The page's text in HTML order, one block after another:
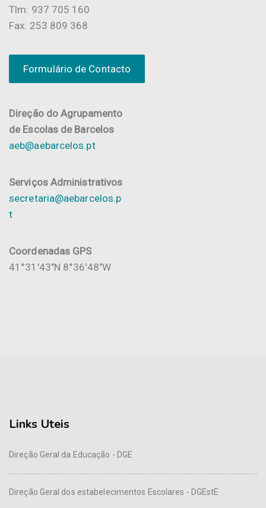
Tlm: 937 705 160
Fax: 253 809 368
Formulário de Contacto
Direção do Agrupamento
de Escolas de Barcelos
aeb@aebarcelos.pt
Serviços Administrativos
secretaria@aebarcelos.p
t
Coordenadas GPS
41°31'43"N 8°36'48"W
Links Uteis
Direção Geral da Educação - DGE
Direção Geral dos estabelecimentos Escolares - DGEstE